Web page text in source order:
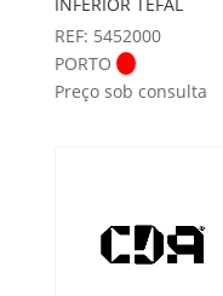
INFERIOR TEFAL
REF: 5452000
PORTO
Preço sob consulta